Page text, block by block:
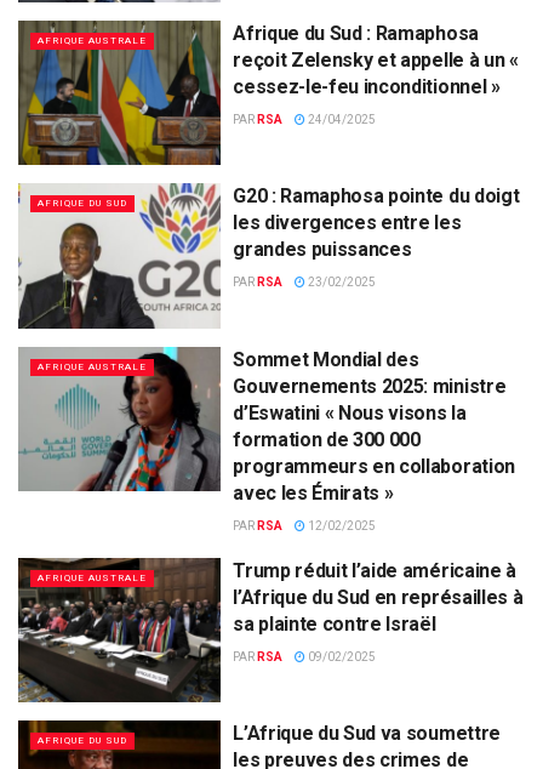
AFRIQUE AUSTRALE
Afrique du Sud : Ramaphosa
reçoit Zelensky et appelle à un «
cessez-le-feu inconditionnel »
PAR RSA 24/04/2025
AFRIQUE DU SUD
G20 : Ramaphosa pointe du doigt
les divergences entre les
grandes puissances
PAR RSA 23/02/2025
AFRIQUE AUSTRALE
Sommet Mondial des
Gouvernements 2025: ministre
d’Eswatini « Nous visons la
formation de 300 000
programmeurs en collaboration
avec les Émirats »
PAR RSA 12/02/2025
AFRIQUE AUSTRALE
Trump réduit l’aide américaine à
l’Afrique du Sud en représailles à
sa plainte contre Israël
PAR RSA 09/02/2025
AFRIQUE DU SUD
L’Afrique du Sud va soumettre
les preuves des crimes de